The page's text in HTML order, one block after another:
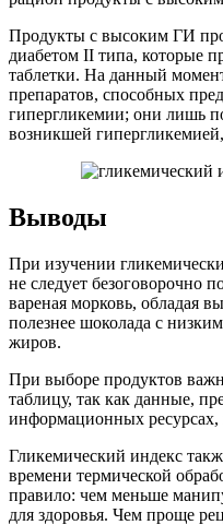
Продукты с высоким ГИ
диабетом II типа, которые
таблетки. На данный
препаратов, способных
гипергликемии; они лишь
возникшей
Выводы
При изучении
не следует безоговорочно
вареная морковь, обладая
полезнее шоколада с
жиров.
При выборе продуктов
таблицу, так как данные,
информационных ресурсах,
Гликемический индекс
времени термической
правило: чем меньше
для здоровья. Чем проще